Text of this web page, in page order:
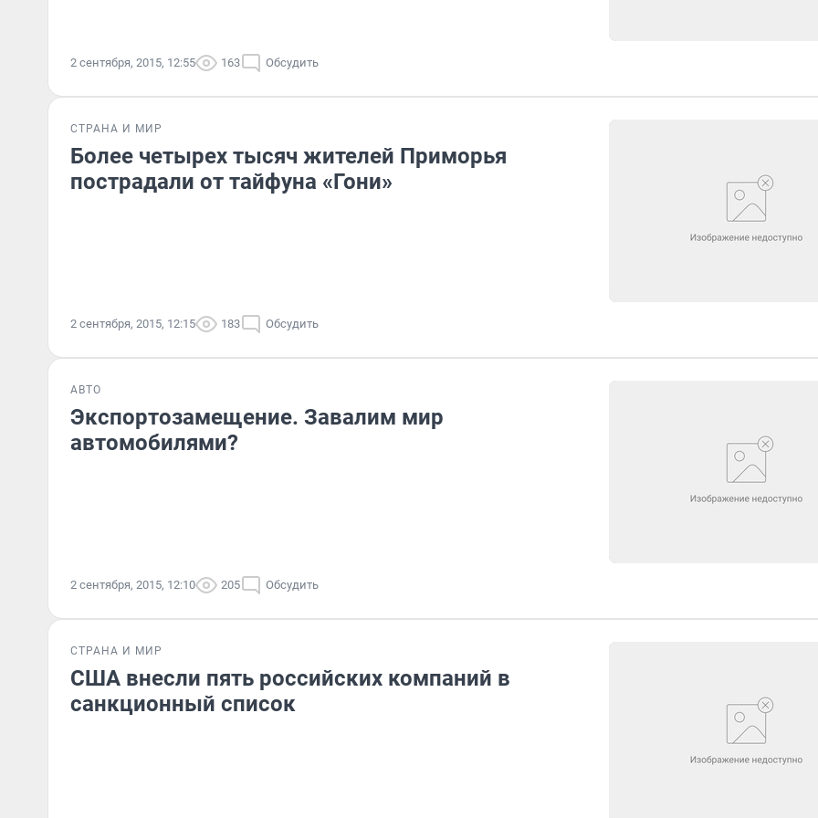
2 сентября, 2015, 12:55 163 Обсудить
СТРАНА И МИР
Более четырех тысяч жителей Приморья
пострадали от тайфуна «Гони»
2 сентября, 2015, 12:15 183 Обсудить
АВТО
Экспортозамещение. Завалим мир
автомобилями?
2 сентября, 2015, 12:10 205 Обсудить
СТРАНА И МИР
США внесли пять российских компаний в
санкционный список